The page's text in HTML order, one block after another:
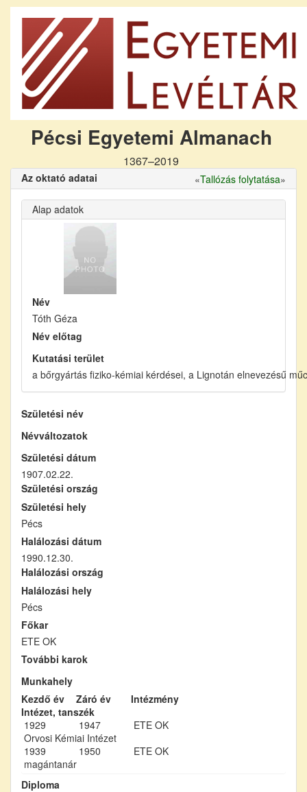
Pécsi Egyetemi Almanach
1367–2019
Az oktató adatai «Tallózás folytatása»
Alap adatok
Név
Tóth Géza
Név előtag
Kutatási terület
a bőrgyártás fiziko-kémiai kérdései, a Lignotán elnevezésű
Születési név
Névváltozatok
Születési dátum
1907.02.22.
Születési ország
Születési hely
Pécs
Halálozási dátum
1990.12.30.
Halálozási ország
Halálozási hely
Pécs
Főkar
ETE OK
További karok
Munkahely
Kezdő év
Záró év
Intézmény
Intézet, tanszék
1929
1947
ETE OK
Orvosi Kémiai Intézet
1939
1950
ETE OK
magántanár
Diploma